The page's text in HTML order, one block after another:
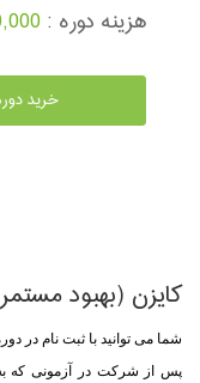
هزینه دوره :
خرید
کایزن (بهبود
شما می توانید با ثبت نام در
پس از شرکت در آزمونی که